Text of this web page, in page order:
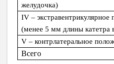
желудочка)
IV – экстравентрикулярное
(менее 5 мм длины катетра
V – контрлатеральное
Всего